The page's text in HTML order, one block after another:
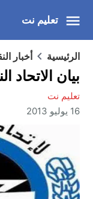
تعليم نت
الرئيسية أخبار
بيان الاتحاد
تعليم نت
16 يوليو 2013